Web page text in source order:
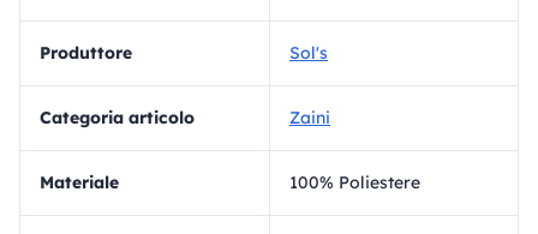
Produttore Sol's
Categoria articolo Zaini
materiale 100% Poliestere